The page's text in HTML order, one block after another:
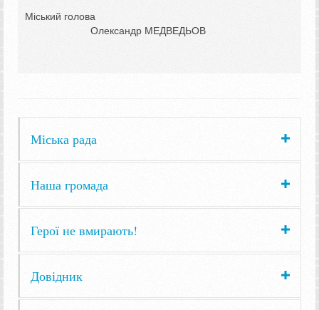
Міський голова
Олександр МЕДВЕДЬОВ
Міська рада
Наша громада
Герої не вмирають!
Довідник